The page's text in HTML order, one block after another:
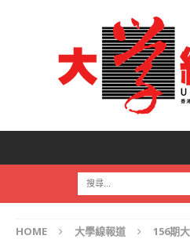
HOME 大學線報道 156期